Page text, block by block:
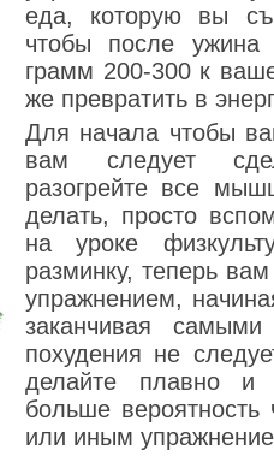
еда, которую вы
чтобы после
грамм 200-300 к
же превратить в
Для начала чтобы
вам следует
разогрейте все
делать, просто
на уроке
разминку, теперь
упражнением,
заканчивая
похудения не
делайте плавно и
больше
или иным